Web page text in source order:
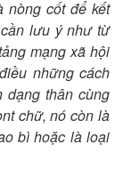
nòng cốt để kết
lưu ý như từ
mạng xã hội
những cách
dạng thân cùng
chữ, nó còn là
bì hoặc là loại